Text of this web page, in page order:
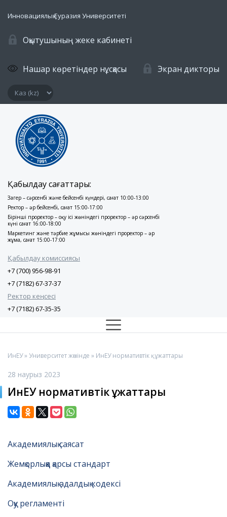
Инновациялық Еуразия Университеті
Оқытушының жеке кабинеті
Нашар көретіндер нұсқасы Экран дикторы
Қабылдау сағаттары:
Заңгер – сәрсенбі және бейсенбі күндері, сағат 10:00-13:00
Ректор – әр бейсенбі, сағат 15:00-17:00
Бірінші проректор – оқу ісі жөніндегі проректор – әр сәрсенбі
күні сағат 16:00-18:00
Маркетинг және тәрбие жұмысы жөніндегі проректор – әр
жұма, сағат 15:00-17:00
Қабылдау комиссиясы
+7 (700) 956-98-91
+7 (7182) 67-37-37
Ректор кеңсесі
+7 (7182) 67-35-35
ИнЕУ» Университет жөнінде » ИнЕУ нормативтік құжаттары
28 наурыз 2023
ИнЕУ нормативтік құжаттары
Академиялық саясат
Жемқорлыққа қарсы стандарт
Академиялық адалдық кодексі
Оқу регламенті